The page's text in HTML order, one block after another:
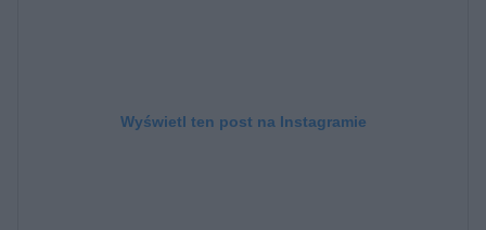
Wyświetl ten post na Instagramie